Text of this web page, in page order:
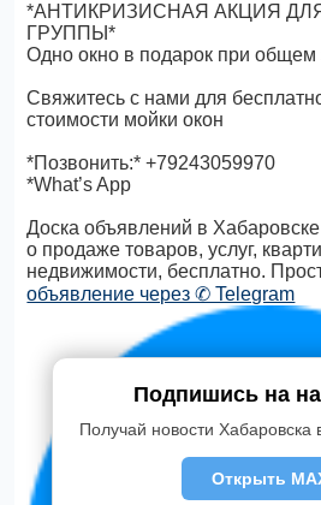
*АНТИКРИЗИСНАЯ АКЦИЯ
ГРУППЫ*
Одно окно в подарок при общем
Свяжитесь с нами для
стоимости мойки окон
*Позвонить:* +79243059970
*What’s App
Доска объявлений в
о продаже товаров, услуг,
недвижимости, бесплатно.
объявление через ✆ Telegram
Подпишись на
Получай новости Хабаровска
Открыть